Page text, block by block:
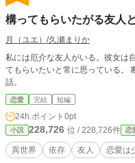
構ってもらいたがる友人
月（ユエ）/久瀬まりか
私には厄介な友人がいる。彼女は
てもらいたいと常に思っている。 断れない主人公とかまってちゃんな友人のお
話。
恋愛 完結 短編
24h.ポイント 0pt
小説 228,726 位 / 228,726件 恋
異世界 依存 友人 恋愛は